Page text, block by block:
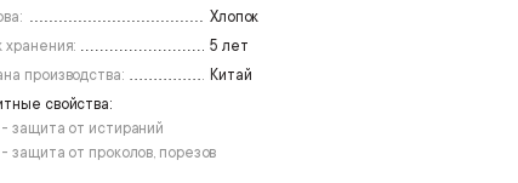
Хлопок
хранения:
5 лет
производства:
Китай
свойства:
- защита от истираний
защита от проколов, порезов